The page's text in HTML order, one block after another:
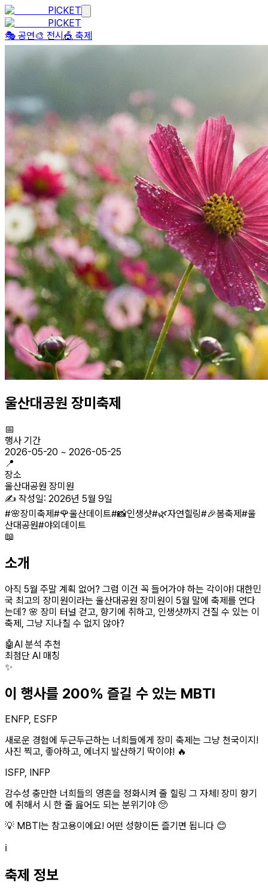
PICKET
PICKET
🎭 공연🎨 전시 🎪 축제
울산대공원 장미축제
📅
행사 기간
2026-05-20 ~ 2026-05-25
📍
장소
울산대공원 장미원
✍️ 작성일: 2026년 5월 9일
#🌸장미축제#🌹울산데이트#📸인생샷#🌿자연힐링#🎉봄축제#울
산대공원#야외데이트
📖
소개
아직 5월 주말 계획 없어? 그럼 이건 꼭 들어가야 하는 각이야! 대한민
국 최고의 장미원이라는 울산대공원 장미원이 5월 말에 축제를 연다
는데? 🌸 장미 터널 걷고, 향기에 취하고, 인생샷까지 건질 수 있는 이
축제, 그냥 지나칠 수 없지 않아?
🤖AI 분석 추천
최첨단 AI 매칭
✨
이 행사를 200% 즐길 수 있는 MBTI
ENFP, ESFP
새로운 경험에 두근두근하는 너희들에게 장미 축제는 그냥 천국이지!
사진 찍고, 좋아하고, 에너지 발산하기 딱이야! 🔥
ISFP, INFP
감수성 충만한 너희들의 영혼을 정화시켜 줄 힐링 그 자체! 장미 향기
에 취해서 시 한 줄 읊어도 되는 분위기야 🥺
💡 MBTI는 참고용이에요! 어떤 성향이든 즐기면 됩니다 😊
ℹ️
축제 정보